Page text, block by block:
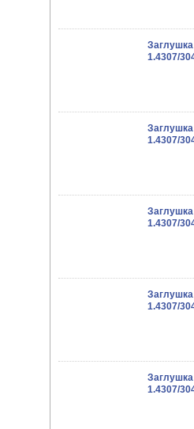
1.4307/
1.4307/
1.4307/
1.4307/
1.4307/